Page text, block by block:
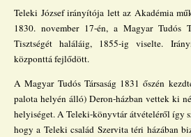
Teleki József irányítója lett az Akadémia
1830. november 17-én, a Magyar Tudós
Tisztségét haláláig, 1855-ig viselte.
központtá fejlődött.
A Magyar Tudós Társaság 1831 őszén
palota helyén álló) Deron-házban vettek ki
helyiséget. A Teleki-könyvtár átvételéről így
hogy a Teleki család Szervita téri házában